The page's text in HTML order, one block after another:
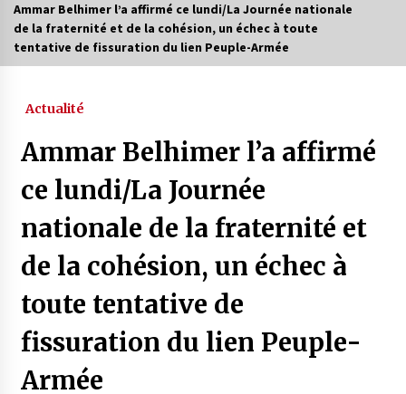
Quand la mère n’est plus là (17e partie)
4 ans ago
Oum el Gaïla / L’ogresse du M’zab
4 ans ago
Mythes et croyances / L’hospitalité des
montagnards
Ammar Belhimer l’a affirmé ce lundi/La Journée nationale
de la fraternité et de la cohésion, un échec à toute
tentative de fissuration du lien Peuple-Armée
Actualité
Ammar Belhimer l’a affirmé
ce lundi/La Journée
nationale de la fraternité et
de la cohésion, un échec à
toute tentative de
fissuration du lien Peuple-
Armée